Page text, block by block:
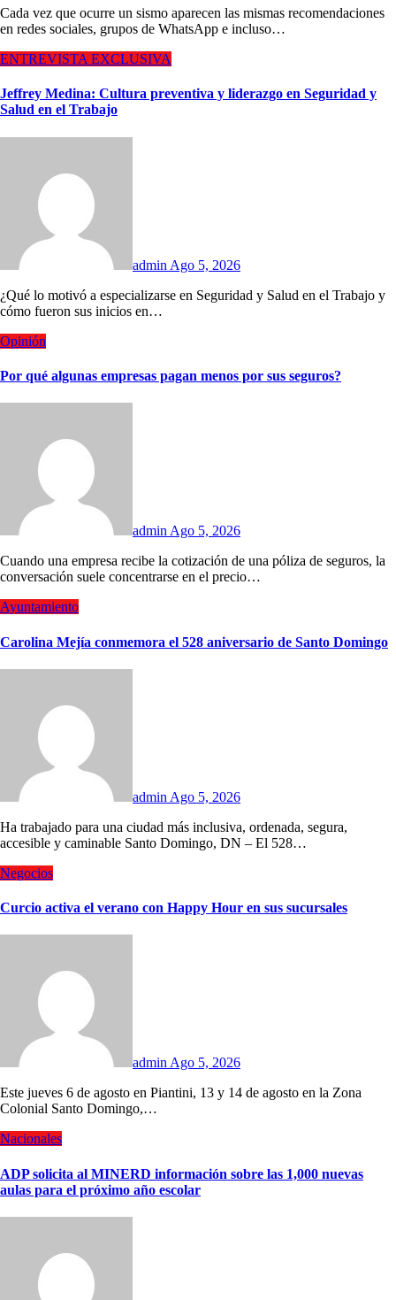
Cada vez que ocurre un sismo aparecen las mismas recomendaciones
en redes sociales, grupos de WhatsApp e incluso…
ENTREVISTA EXCLUSIVA
Jeffrey Medina: Cultura preventiva y liderazgo en Seguridad y
Salud en el Trabajo
admin Ago 5, 2026
¿Qué lo motivó a especializarse en Seguridad y Salud en el Trabajo y
cómo fueron sus inicios en…
Opinión
Por qué algunas empresas pagan menos por sus seguros?
admin Ago 5, 2026
Cuando una empresa recibe la cotización de una póliza de seguros, la
conversación suele concentrarse en el precio…
Ayuntamiento
Carolina Mejía conmemora el 528 aniversario de Santo Domingo
admin Ago 5, 2026
Ha trabajado para una ciudad más inclusiva, ordenada, segura,
accesible y caminable Santo Domingo, DN – El 528…
Negocios
Curcio activa el verano con Happy Hour en sus sucursales
admin Ago 5, 2026
Este jueves 6 de agosto en Piantini, 13 y 14 de agosto en la Zona
Colonial Santo Domingo,…
Nacionales
ADP solicita al MINERD información sobre las 1,000 nuevas
aulas para el próximo año escolar